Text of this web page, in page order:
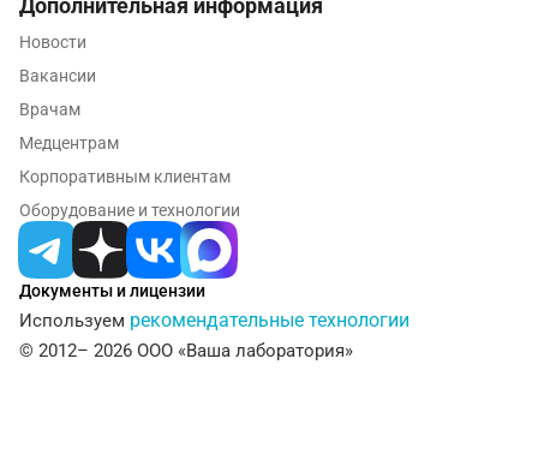
Раменское
Рыбинск
Рязань
Самара
Саратов
Документы и лицензии
Используем рекомендательные технологии
© 2012– 2026 ООО «Ваша лаборатория»
Дополнительная информация
Новости
Вакансии
Врачам
Медцентрам
Корпоративным клиентам
Оборудование и технологии